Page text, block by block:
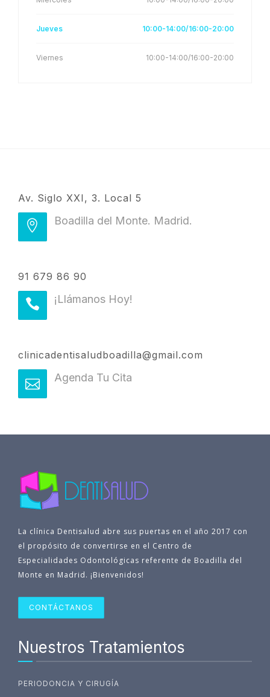
Jueves 10:00-14:00/16:00-20:00
Viernes 10:00-14:00/16:00-20:00
Av. Siglo XXI, 3. Local 5
Boadilla del Monte. Madrid.
91 679 86 90
¡Llámanos Hoy!
clinicadentisaludboadilla@gmail.com
Agenda Tu Cita
La clínica Dentisalud abre sus puertas en el año 2017 con
el propósito de convertirse en el Centro de
Especialidades Odontológicas referente de Boadilla del
Monte en Madrid. ¡Bienvenidos!
CONTÁCTANOS
Nuestros Tratamientos
PERIODONCIA Y CIRUGÍA